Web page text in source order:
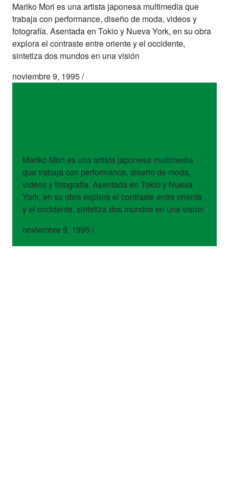
Mariko Mori es una artista japonesa multimedia que
trabaja con performance, diseño de moda, videos y
fotografía. Asentada en Tokio y Nueva York, en su obra
explora el contraste entre oriente y el occidente,
sintetiza dos mundos en una visión
noviembre 9, 1995/
Mariko Mori es una artista japonesa multimedia
que trabaja con performance, diseño de moda,
videos y fotografía. Asentada en Tokio y Nueva
York, en su obra explora el contraste entre oriente
y el occidente, sintetiza dos mundos en una visión
noviembre 9, 1995 /